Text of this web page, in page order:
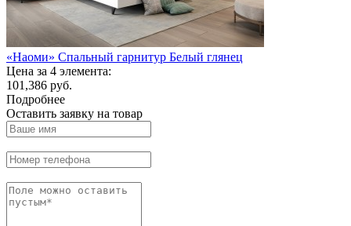
«Наоми» Спальный гарнитур Белый глянец
Цена за 4 элемента:
101,386 руб.
Подробнее
Оставить заявку на товар